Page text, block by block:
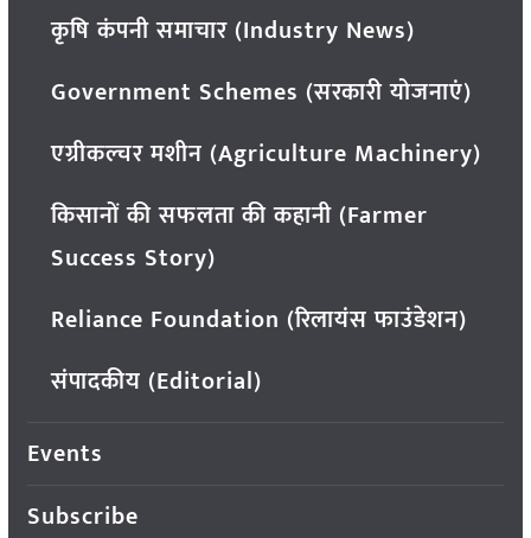
कृषि कंपनी समाचार (Industry News)
Government Schemes (सरकारी योजनाएं)
एग्रीकल्चर मशीन (Agriculture Machinery)
किसानों की सफलता की कहानी (Farmer
Success Story)
Reliance Foundation (रिलायंस फाउंडेशन)
संपादकीय (Editorial)
Events
Subscribe